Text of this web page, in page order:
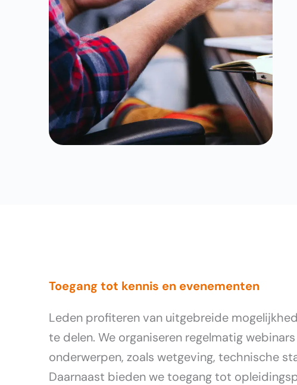
Toegang tot kennis en evenementen
Leden profiteren van uitgebreide
te delen. We organiseren regelmatig
onderwerpen, zoals wetgeving, technische
Daarnaast bieden we toegang tot